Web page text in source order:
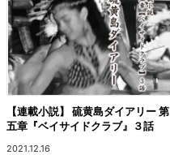
【連載小説】 硫黄島ダイアリー 第
五章『ベイサイドクラブ』３話
2021.12.16